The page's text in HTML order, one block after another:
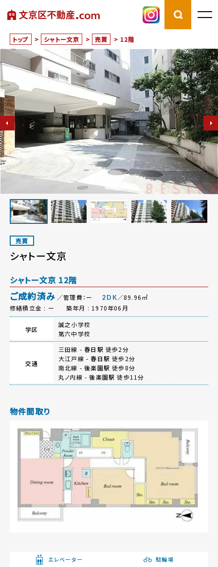
トップ > シャトー文京 > 売買 > 12階
売買
シャトー文京
シャトー文京 12階
ご成約済み ／管理費：ー 2DK／89.96㎡
修繕積立金 : ー
築年月 : 1970年06月
学区
誠之小学校
第六中学校
交通
三田線 - 春日駅 徒歩2分
大江戸線 - 春日駅 徒歩2分
南北線 -後楽園駅 徒歩8分
丸ノ内線 -後楽園駅 徒歩11分
物件間取り
エレベーター
駐輪場